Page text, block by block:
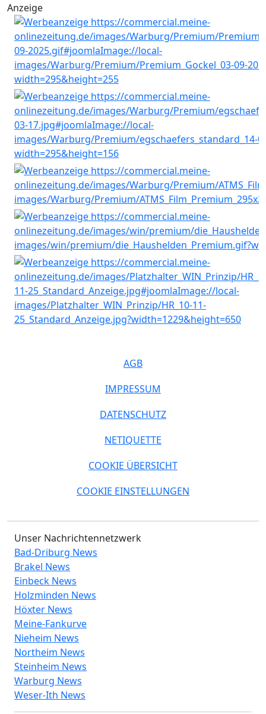
Anzeige
AGB
IMPRESSUM
DATENSCHUTZ
NETIQUETTE
COOKIE ÜBERSICHT
COOKIE EINSTELLUNGEN
Unser Nachrichtennetzwerk
Bad-Driburg News
Brakel News
Einbeck News
Holzminden News
Höxter News
Meine-Fankurve
Nieheim News
Northeim News
Steinheim News
Warburg News
Weser-Ith News